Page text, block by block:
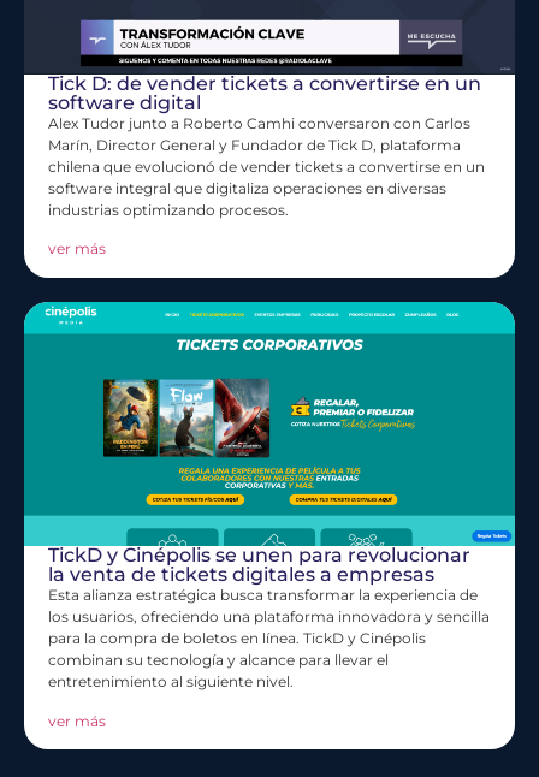
Tick D: de vender tickets a convertirse en un
software digital
Alex Tudor junto a Roberto Camhi conversaron con Carlos
Marín, Director General y Fundador de Tick D, plataforma
chilena que evolucionó de vender tickets a convertirse en un
software integral que digitaliza operaciones en diversas
industrias optimizando procesos.
ver más
TickD y Cinépolis se unen para revolucionar
la venta de tickets digitales a empresas
Esta alianza estratégica busca transformar la experiencia de
los usuarios, ofreciendo una plataforma innovadora y sencilla
para la compra de boletos en línea. TickD y Cinépolis
combinan su tecnología y alcance para llevar el
entretenimiento al siguiente nivel.
ver más